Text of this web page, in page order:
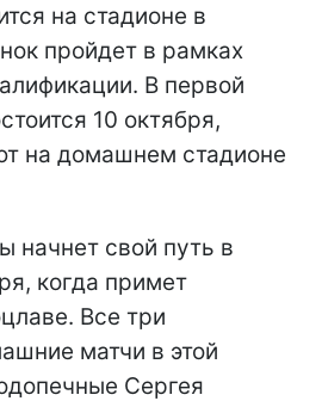
на стадионе в
пройдет в рамках
В первой
10 октября,
на домашнем стадионе
начнет свой путь в
когда примет
Все три
матчи в этой
Сергея